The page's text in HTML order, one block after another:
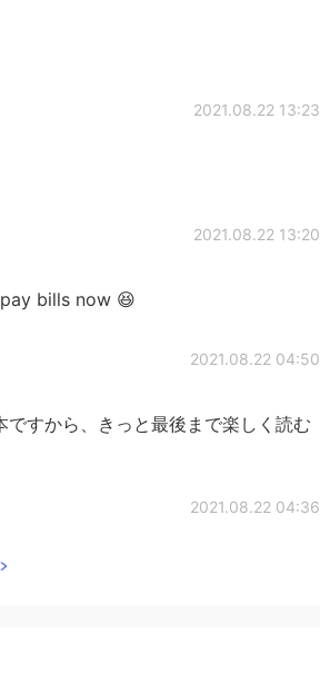
2021.08.22 13:23
2021.08.22 13:20
bills now 😆
2021.08.22 04:50
ですから、きっと最後まで楽しく読む
2021.08.22 04:36